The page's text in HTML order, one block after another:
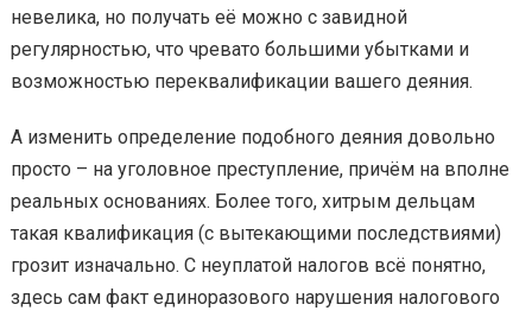
невелика, но получать её можно с завидной
регулярностью, что чревато большими убытками и
возможностью переквалификации вашего деяния.
А изменить определение подобного деяния довольно
просто – на уголовное преступление, причём на вполне
реальных основаниях. Более того, хитрым дельцам
такая квалификация (с вытекающими последствиями)
грозит изначально. С неуплатой налогов всё понятно,
здесь сам факт единоразового нарушения налогового